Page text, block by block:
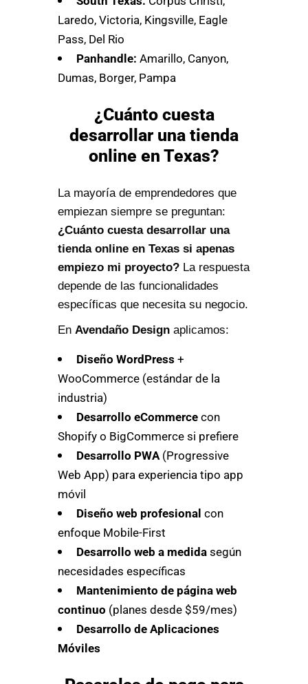
Laredo, Victoria, Kingsville, Eagle
Pass, Del Rio
Panhandle: Amarillo, Canyon,
Dumas, Borger, Pampa
¿Cuánto cuesta
desarrollar una tienda
online en Texas?
La mayoría de emprendedores que
empiezan siempre se preguntan:
¿Cuánto cuesta desarrollar una
tienda online en Texas si apenas
empiezo mi proyecto? La respuesta
depende de las funcionalidades
específicas que necesita su negocio.
En Avendaño Design aplicamos:
Diseño WordPress +
WooCommerce (estándar de la
industria)
Desarrollo eCommerce con
Shopify o BigCommerce si prefiere
Desarrollo PWA (Progressive
Web App) para experiencia tipo app
móvil
Diseño web profesional con
enfoque Mobile-First
Desarrollo web a medida según
necesidades específicas
Mantenimiento de página web
continuo (planes desde $59/mes)
Desarrollo de Aplicaciones
Móviles